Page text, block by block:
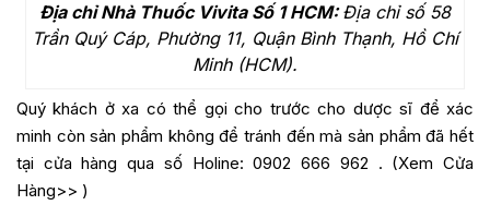
Địa chỉ Nhà Thuốc Vivita Số 1 HCM:Địa chỉ số 58
Trần Quý Cáp, Phường 11, Quận Bình Thạnh, Hồ Chí
Minh (HCM).
Quý khách ở xa có thể gọi cho trước cho dược sĩ để xác
minh còn sản phẩm không để tránh đến mà sản phẩm đã hết
tại cửa hàng qua số Holine:0902 666 962 . (Xem Cửa
Hàng>> )